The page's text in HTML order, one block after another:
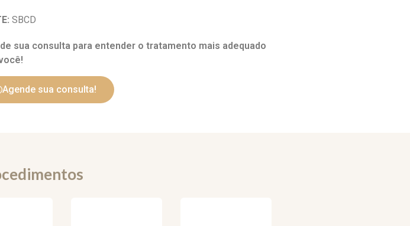
SBCD
sua consulta para entender o tratamento mais adequado
Agende sua consulta!